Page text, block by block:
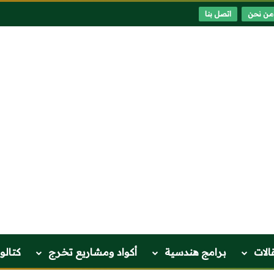
من نحن اتصل بنا
برامج هندسية أكواد ومشاريع تخرج